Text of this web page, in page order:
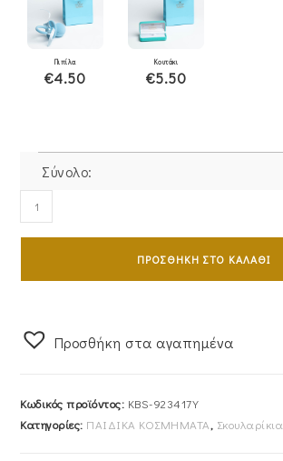
Πιπίλα
€4.50
Κουτάκι
€5.50
Σύνολο:
Σκουλαρίκια
Παιδικά
ποσότητα
ΠΡΟΣΘΉΚΗ ΣΤΟ ΚΑΛΆΘΙ
Προσθήκη στα αγαπημένα
Κωδικός προϊόντος: KBS-923417Y
Κατηγορίες: ΠΑΙΔΙΚΑ ΚΟΣΜΗΜΑΤΑ, Σκουλαρίκια